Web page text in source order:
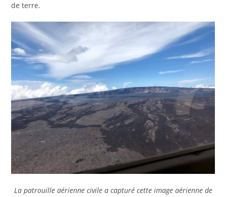
de terre.
La patrouille aérienne civile a capturé cette image aérienne de